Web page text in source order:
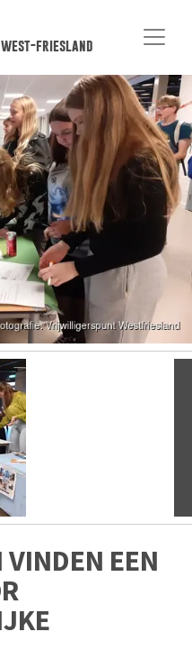
west-friesland
EEN